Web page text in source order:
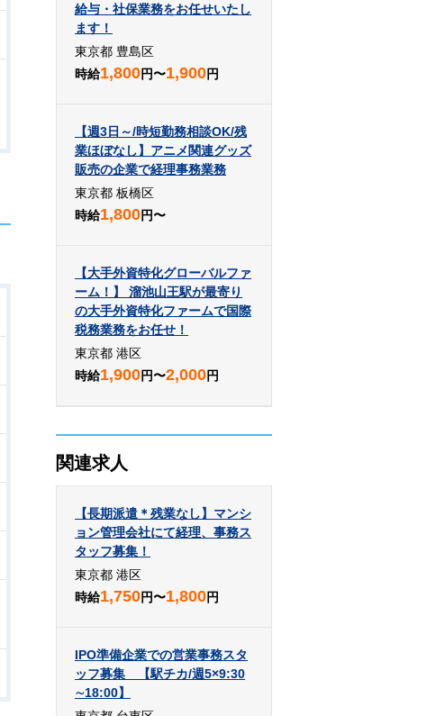
給与・社保業務をお任せいたし
ます！
東京都 豊島区
時給1,800円〜1,900円
【週3日～/時短勤務相談OK/残
業ほぼなし】アニメ関連グッズ
販売の企業で経理事務業務
東京都 板橋区
時給1,800円〜
【大手外資特化グローバルファ
ーム！】 溜池山王駅が最寄り
の大手外資特化ファームで国際
税務業務をお任せ！
東京都 港区
時給1,900円〜2,000円
関連求人
【長期派遣＊残業なし】マンシ
ョン管理会社にて経理、事務ス
タッフ募集！
東京都 港区
時給1,750円〜1,800円
IPO準備企業での営業事務スタ
ッフ募集 【駅チカ/週5×9:30
∼18:00】